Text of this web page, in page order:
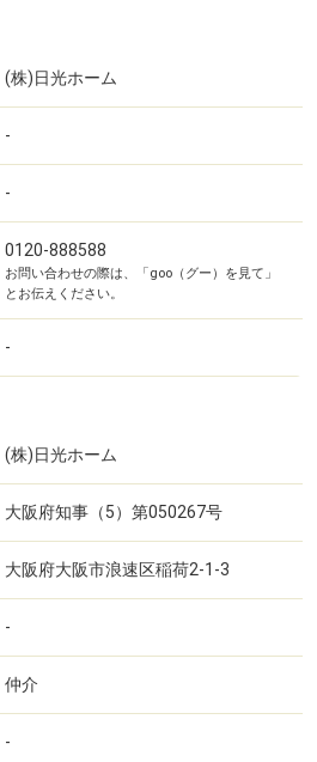
(株)日光ホーム
-
-
0120-888588
お問い合わせの際は、「goo（グー）を見て」
とお伝えください。
-
(株)日光ホーム
大阪府知事（5）第050267号
大阪府大阪市浪速区稲荷2-1-3
-
仲介
-